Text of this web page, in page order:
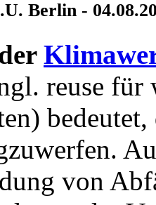
Berlin -
reuse für
von